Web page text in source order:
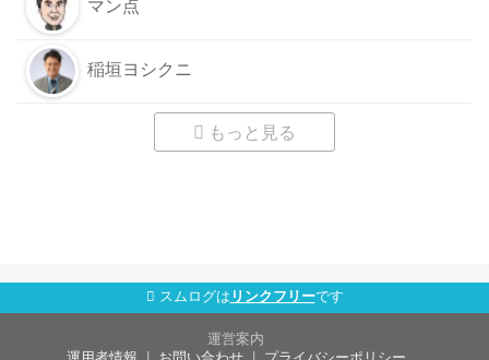
マン点
稲垣ヨシクニ
もっと見る
スムログは リンクフリーです
運営案内